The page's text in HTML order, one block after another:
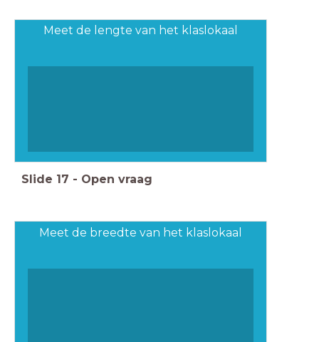
Meet de lengte van het klaslokaal
Slide 17 - Open vraag
Meet de breedte van het klaslokaal